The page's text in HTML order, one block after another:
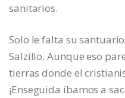
sanitarios.
Solo le falta su
Salzillo. Aunque eso
tierras donde el
¡Enseguida íbamos a